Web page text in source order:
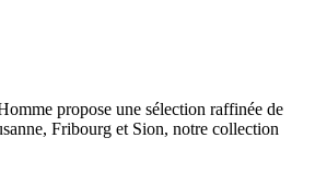
propose une sélection raffinée de
Fribourg et Sion, notre collection